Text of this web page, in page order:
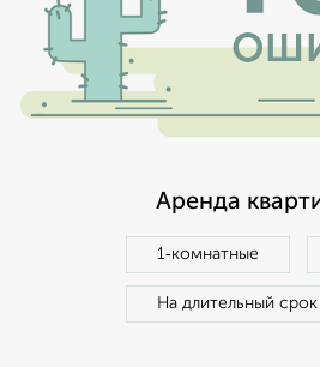
Аренда
1‑комнатные
На длительный срок